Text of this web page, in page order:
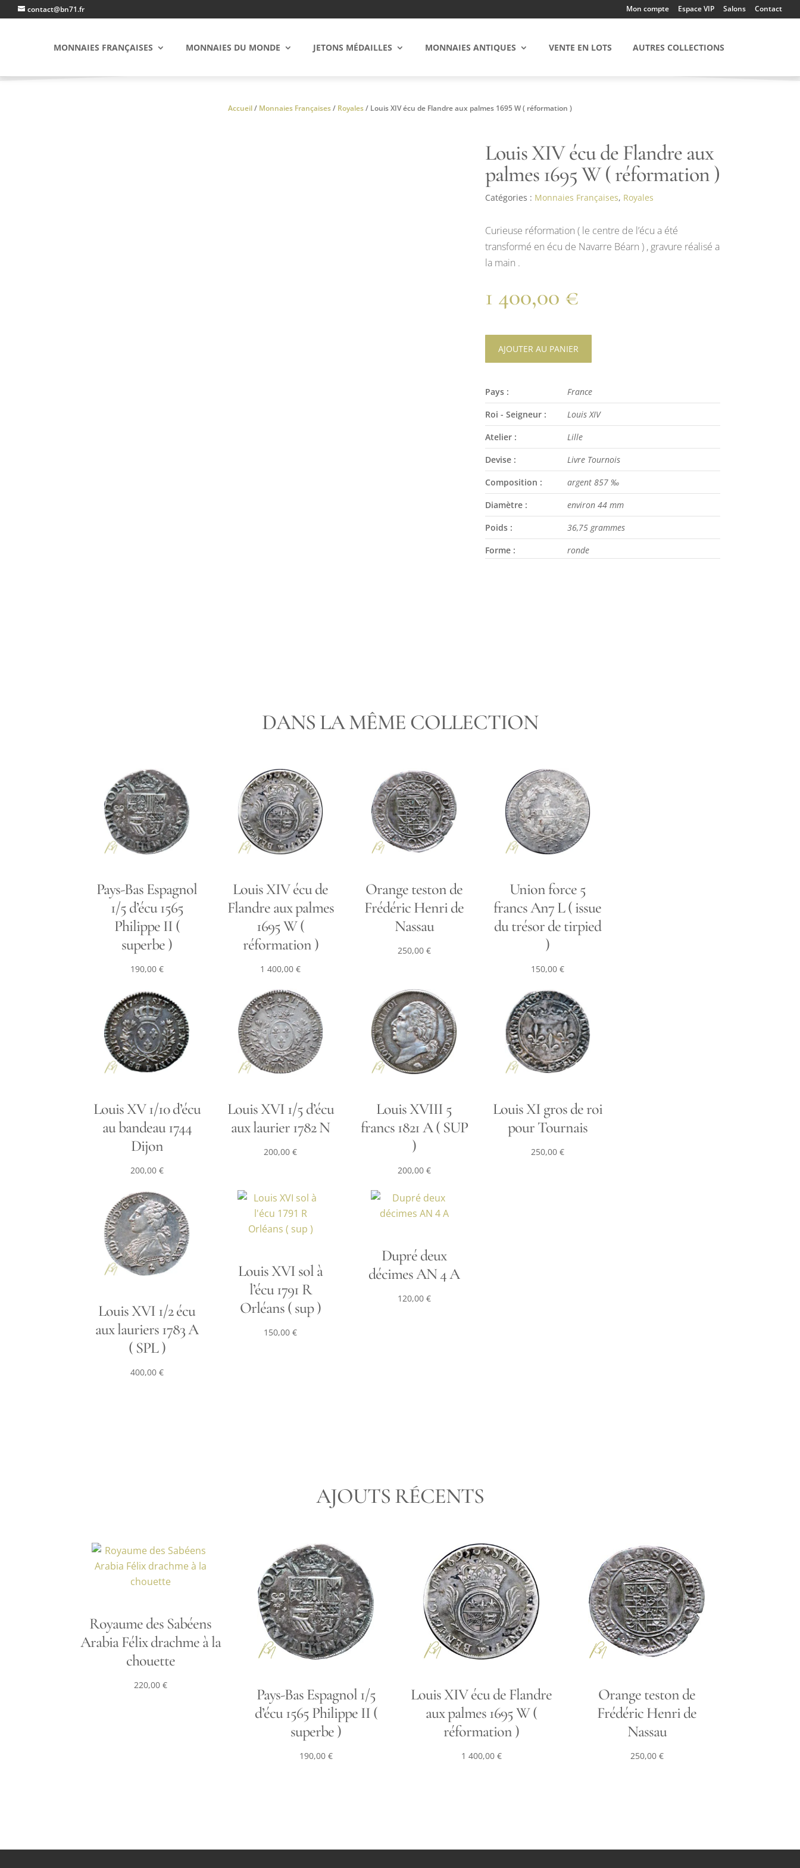
contact@bn71.fr Mon compte Espace VIP Salons Contact
MONNAIES FRANÇAISES MONNAIES DU MONDE JETONS MÉDAILLES MONNAIES ANTIQUES VENTE EN LOTS AUTRES COLLECTIONS
Accueil/ Monnaies Françaises/ Royales/ Louis XIV écu de Flandre aux palmes 1695 W ( réformation )
Louis XIV écu de Flandre aux
palmes 1695 W ( réformation )
Catégories : Monnaies Françaises, Royales
Curieuse réformation ( le centre de l’écu a été
transformé en écu de Navarre Béarn ) , gravure réalisé a
la main .
1 400,00 €
AJOUTER AU PANIER
Pays :
France
Roi - Seigneur :
Louis XIV
Atelier :
Lille
Devise :
Livre Tournois
Composition :
argent 857 ‰
Diamètre :
environ 44 mm
Poids :
36,75 grammes
Forme :
ronde
DANS LA MÊME COLLECTION
Pays-Bas Espagnol
1/5 d’écu 1565
Philippe II (
superbe )
190,00 €
Louis XIV écu de
Flandre aux palmes
1695 W (
réformation )
1 400,00€
Orange teston de
Frédéric Henri de
Nassau
250,00 €
Union force 5
francs An7 L ( issue
du trésor de tirpied
)
150,00 €
Louis XV 1/10 d’écu
au bandeau 1744
Dijon
200,00 €
Louis XVI 1/5 d’écu
aux laurier 1782 N
200,00€
Louis XVIII 5
francs 1821 A ( SUP
)
200,00 €
Louis XI gros de roi
pour Tournais
250,00 €
Louis XVI 1/2 écu
aux lauriers 1783 A
( SPL )
400,00 €
Louis XVI sol à
l’écu 1791 R
Orléans ( sup )
150,00€
Dupré deux
décimes AN 4 A
120,00 €
AJOUTS RÉCENTS
Royaume des Sabéens
Arabia Félix drachme à la
chouette
220,00 €
Pays-Bas Espagnol 1/5
d’écu 1565 Philippe II (
superbe )
190,00 €
Louis XIV écu de Flandre
aux palmes 1695 W (
réformation )
1 400,00 €
Orange teston de
Frédéric Henri de
Nassau
250,00 €